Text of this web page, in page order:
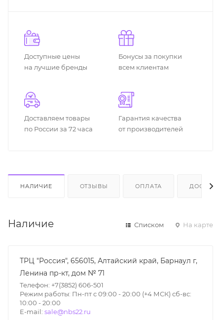
Доступные цены
на лучшие бренды
Бонусы за покупки
всем клиентам
Доставляем товары
по России за 72 часа
Гарантия качества
от производителей
НАЛИЧИЕ ОТЗЫВЫ ОПЛАТА
Наличие Списком На карте
ТРЦ "Россия", 656015, Алтайский край, Барнаул г,
Ленина пр-кт, дом № 71
Телефон: +7(3852) 606-501
Режим работы: Пн-пт с 09:00 - 20:00 (+4 МСК) сб-вс:
10:00 - 20:00
E-mail: sale@nbs22.ru